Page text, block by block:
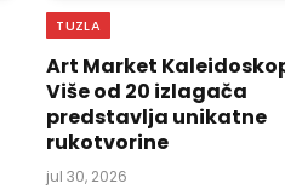
TUZLA
Art Market
Više od 20 izlagača
predstavlja unikatne
rukotvorine
jul 30, 2026